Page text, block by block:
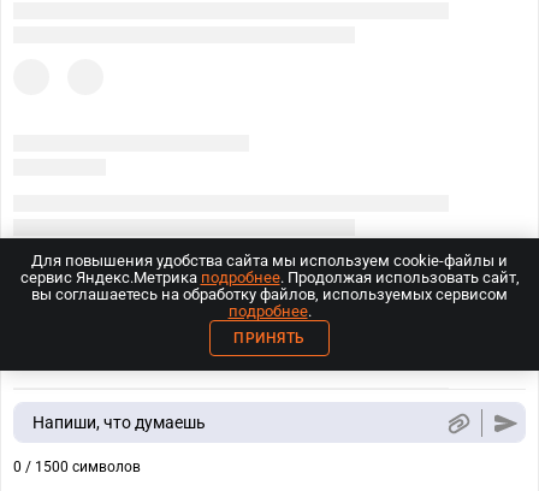
Напиши, что думаешь
0 / 1500 символов
Для повышения удобства сайта мы используем cookie-файлы и
сервис Яндекс.Метрика подробнее. Продолжая использовать сайт,
вы соглашаетесь на обработку файлов, используемых сервисом
подробнее.
ПРИНЯТЬ